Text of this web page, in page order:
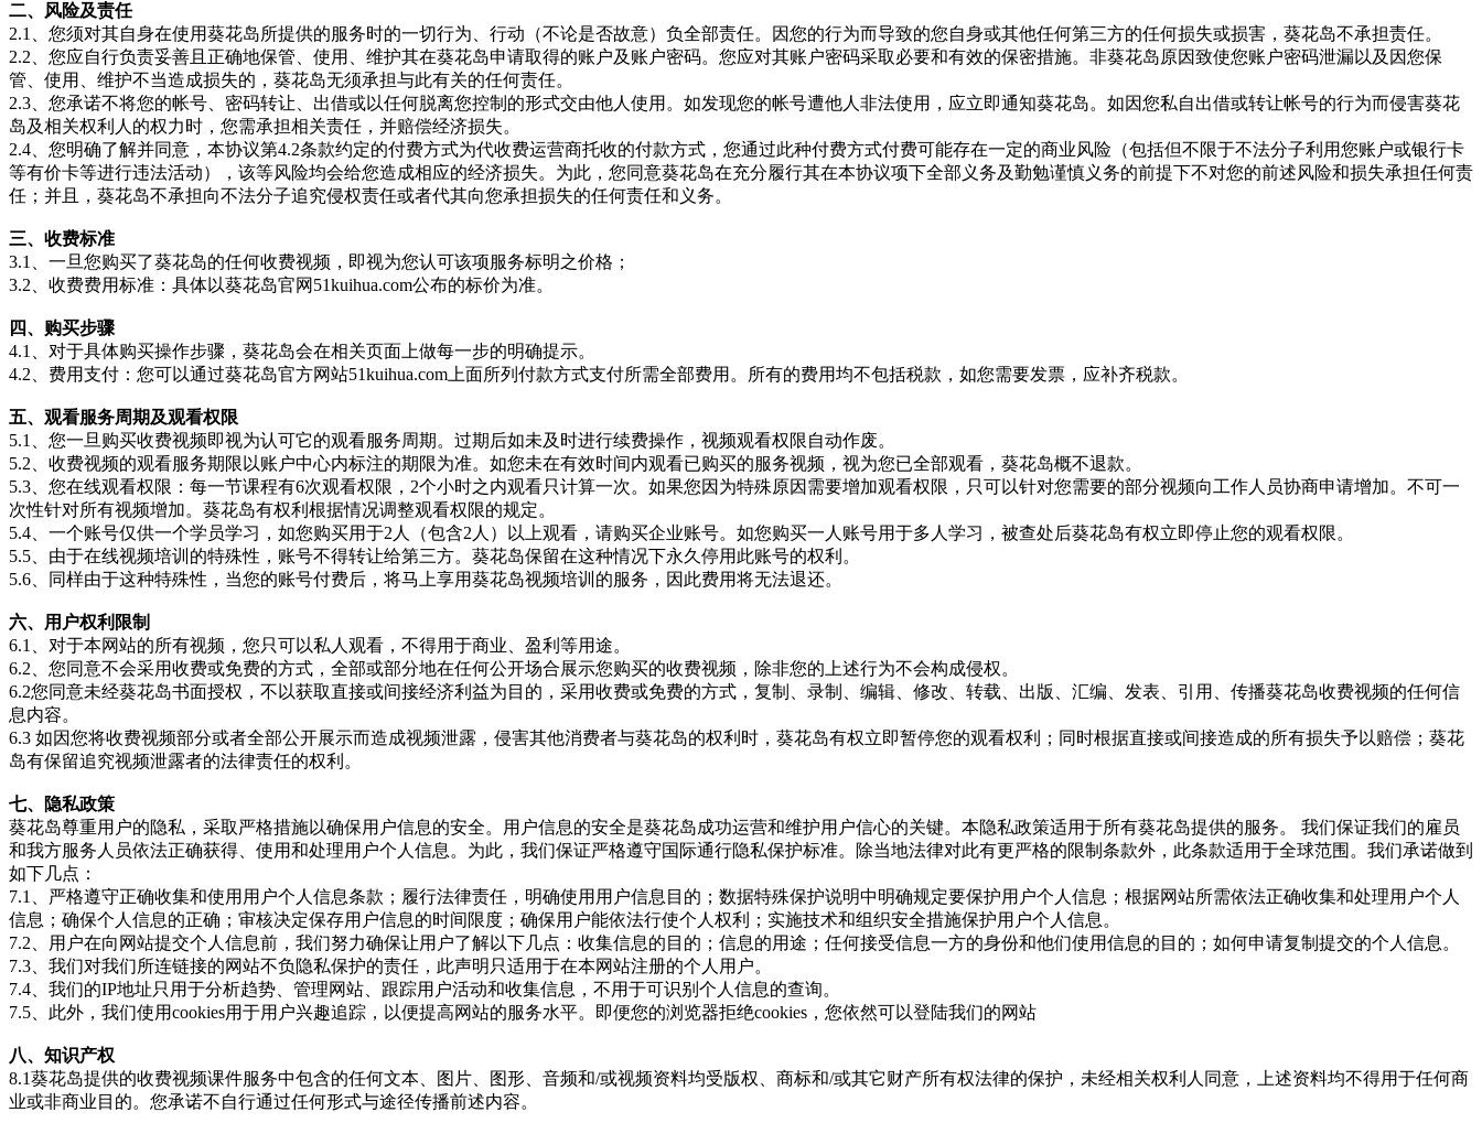
二、风险及责任
2.1、您须对其自身在使用葵花岛所提供的服务时的一切行为、行动（不论是否故意）负全部责任。因您的行为而导致的您自身或其他任何第三方的任何损失或损害，葵花岛不承担责任。
2.2、您应自行负责妥善且正确地保管、使用、维护其在葵花岛申请取得的账户及账户密码。您应对其账户密码采取必要和有效的保密措施。非葵花岛原因致使您账户密码泄漏以及因您保
管、使用、维护不当造成损失的，葵花岛无须承担与此有关的任何责任。
2.3、您承诺不将您的帐号、密码转让、出借或以任何脱离您控制的形式交由他人使用。如发现您的帐号遭他人非法使用，应立即通知葵花岛。如因您私自出借或转让帐号的行为而侵害葵花
岛及相关权利人的权力时，您需承担相关责任，并赔偿经济损失。
2.4、您明确了解并同意，本协议第4.2条款约定的付费方式为代收费运营商托收的付款方式，您通过此种付费方式付费可能存在一定的商业风险（包括但不限于不法分子利用您账户或银行卡
等有价卡等进行违法活动），该等风险均会给您造成相应的经济损失。为此，您同意葵花岛在充分履行其在本协议项下全部义务及勤勉谨慎义务的前提下不对您的前述风险和损失承担任何责
任；并且，葵花岛不承担向不法分子追究侵权责任或者代其向您承担损失的任何责任和义务。
三、收费标准
3.1、一旦您购买了葵花岛的任何收费视频，即视为您认可该项服务标明之价格；
3.2、收费费用标准：具体以葵花岛官网51kuihua.com公布的标价为准。
四、购买步骤
4.1、对于具体购买操作步骤，葵花岛会在相关页面上做每一步的明确提示。
4.2、费用支付：您可以通过葵花岛官方网站51kuihua.com上面所列付款方式支付所需全部费用。所有的费用均不包括税款，如您需要发票，应补齐税款。
五、观看服务周期及观看权限
5.1、您一旦购买收费视频即视为认可它的观看服务周期。过期后如未及时进行续费操作，视频观看权限自动作废。
5.2、收费视频的观看服务期限以账户中心内标注的期限为准。如您未在有效时间内观看已购买的服务视频，视为您已全部观看，葵花岛概不退款。
5.3、您在线观看权限：每一节课程有6次观看权限，2个小时之内观看只计算一次。如果您因为特殊原因需要增加观看权限，只可以针对您需要的部分视频向工作人员协商申请增加。不可一
次性针对所有视频增加。葵花岛有权利根据情况调整观看权限的规定。
5.4、一个账号仅供一个学员学习，如您购买用于2人（包含2人）以上观看，请购买企业账号。如您购买一人账号用于多人学习，被查处后葵花岛有权立即停止您的观看权限。
5.5、由于在线视频培训的特殊性，账号不得转让给第三方。葵花岛保留在这种情况下永久停用此账号的权利。
5.6、同样由于这种特殊性，当您的账号付费后，将马上享用葵花岛视频培训的服务，因此费用将无法退还。
六、用户权利限制
6.1、对于本网站的所有视频，您只可以私人观看，不得用于商业、盈利等用途。
6.2、您同意不会采用收费或免费的方式，全部或部分地在任何公开场合展示您购买的收费视频，除非您的上述行为不会构成侵权。
6.2您同意未经葵花岛书面授权，不以获取直接或间接经济利益为目的，采用收费或免费的方式，复制、录制、编辑、修改、转载、出版、汇编、发表、引用、传播葵花岛收费视频的任何信
息内容。
6.3 如因您将收费视频部分或者全部公开展示而造成视频泄露，侵害其他消费者与葵花岛的权利时，葵花岛有权立即暂停您的观看权利；同时根据直接或间接造成的所有损失予以赔偿；葵花
岛有保留追究视频泄露者的法律责任的权利。
七、隐私政策
葵花岛尊重用户的隐私，采取严格措施以确保用户信息的安全。用户信息的安全是葵花岛成功运营和维护用户信心的关键。本隐私政策适用于所有葵花岛提供的服务。 我们保证我们的雇员
和我方服务人员依法正确获得、使用和处理用户个人信息。为此，我们保证严格遵守国际通行隐私保护标准。除当地法律对此有更严格的限制条款外，此条款适用于全球范围。我们承诺做到
如下几点：
7.1、严格遵守正确收集和使用用户个人信息条款；履行法律责任，明确使用用户信息目的；数据特殊保护说明中明确规定要保护用户个人信息；根据网站所需依法正确收集和处理用户个人
信息；确保个人信息的正确；审核决定保存用户信息的时间限度；确保用户能依法行使个人权利；实施技术和组织安全措施保护用户个人信息。
7.2、用户在向网站提交个人信息前，我们努力确保让用户了解以下几点：收集信息的目的；信息的用途；任何接受信息一方的身份和他们使用信息的目的；如何申请复制提交的个人信息。
7.3、我们对我们所连链接的网站不负隐私保护的责任，此声明只适用于在本网站注册的个人用户。
7.4、我们的IP地址只用于分析趋势、管理网站、跟踪用户活动和收集信息，不用于可识别个人信息的查询。
7.5、此外，我们使用cookies用于用户兴趣追踪，以便提高网站的服务水平。即便您的浏览器拒绝cookies，您依然可以登陆我们的网站
八、知识产权
8.1葵花岛提供的收费视频课件服务中包含的任何文本、图片、图形、音频和/或视频资料均受版权、商标和/或其它财产所有权法律的保护，未经相关权利人同意，上述资料均不得用于任何商
业或非商业目的。您承诺不自行通过任何形式与途径传播前述内容。